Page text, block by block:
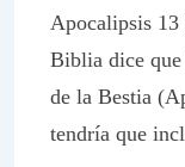
Apocalipsis 13
Biblia dice que
de la Bestia
tendría que